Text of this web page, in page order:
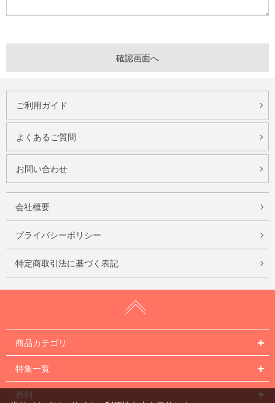
ご利用ガイド
よくあるご質問
お問い合わせ
会社概要
プライバシーポリシー
特定商取引法に基づく表記
商品カテゴリ
特集一覧
系列